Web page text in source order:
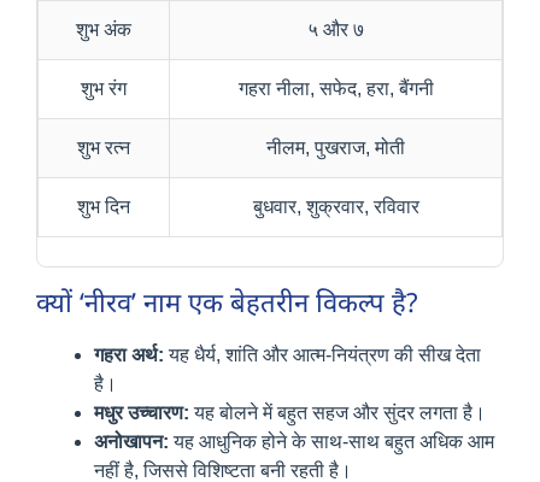
शुभ अंक ५ और ७
शुभ रंग गहरा नीला, सफेद, हरा, बैंगनी
शुभ रत्न नीलम, पुखराज, मोती
शुभ दिन बुधवार, शुक्रवार, रविवार
क्यों ‘नीरव’ नाम एक बेहतरीन विकल्प है?
गहरा अर्थ: यह धैर्य, शांति और आत्म-नियंत्रण की सीख देता
है।
मधुर उच्चारण: यह बोलने में बहुत सहज और सुंदर लगता है।
अनोखापन: यह आधुनिक होने के साथ-साथ बहुत अधिक आम
नहीं है, जिससे विशिष्टता बनी रहती है।